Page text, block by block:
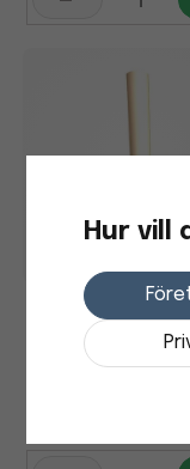
Ritpapper 64cm x
Hur vill